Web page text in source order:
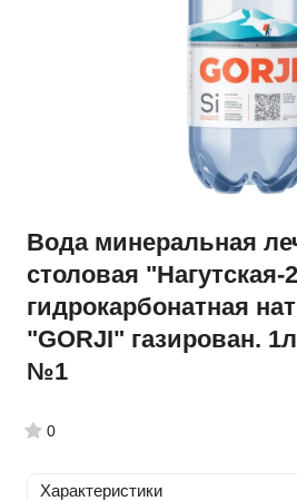
Вода минеральная
столовая "Нагутская-
гидрокарбонатная
"GORJI" газирован.
№1
0
Характеристики